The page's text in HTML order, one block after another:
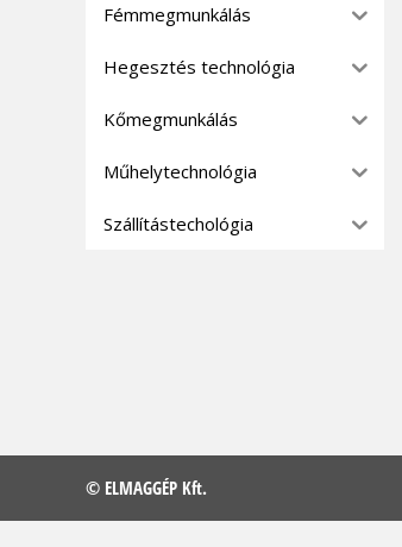
Fémmegmunkálás
Hegesztés technológia
Kőmegmunkálás
Műhelytechnológia
Szállítástechológia
© ELMAGGÉP Kft.